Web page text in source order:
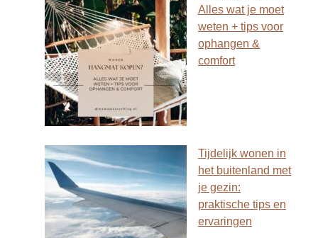
Alles wat je moet
weten + tips voor
ophangen &
comfort
Tijdelijk wonen in
het buitenland met
je gezin:
praktische tips en
ervaringen